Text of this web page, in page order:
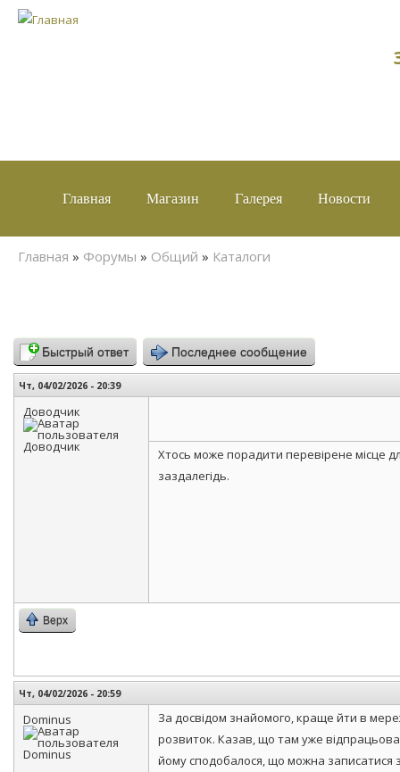
Главная Магазин Галерея Новости
Вы здесь
Главная » Форумы » Общий » Каталоги
Быстрый ответ Последнее сообщение
Чт, 04/02/2026 - 20:39
Доводчик
Хтось може порадити перевірене місце
заздалегідь.
Верх
Чт, 04/02/2026 - 20:59
Dominus
За досвідом знайомого, краще йти в
розвиток. Казав, що там уже
йому сподобалося, що можна записатися